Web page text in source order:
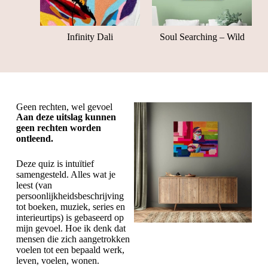
Infinity Dali Soul Searching – Wild
Geen rechten, wel gevoel
Aan deze uitslag kunnen
geen rechten worden
ontleend.
Deze quiz is intuïtief
samengesteld. Alles wat je
leest (van
persoonlijkheidsbeschrijving
tot boeken, muziek, series en
interieurtips) is gebaseerd op
mijn gevoel. Hoe ik denk dat
mensen die zich aangetrokken
voelen tot een bepaald werk,
leven, voelen, wonen.